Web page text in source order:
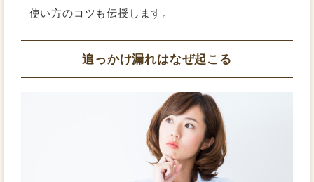
使い方のコツも伝授します。
追っかけ漏れはなぜ起こる